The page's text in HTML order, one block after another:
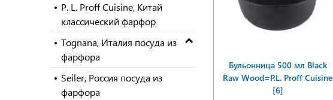
P. L. Proff Cuisine, Китай
классический фарфор
Tognana, Италия посуда из
фарфора
Seiler, Россия посуда из
фарфора
Бульонница 500 мл Black
Raw Wood=P.L. Proff Cuisine
[6]